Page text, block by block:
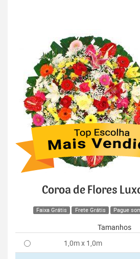
Coroa de Flores
Faixa Grátis Frete Grátis Pague
Tamanhos
1,0m x 1,0m